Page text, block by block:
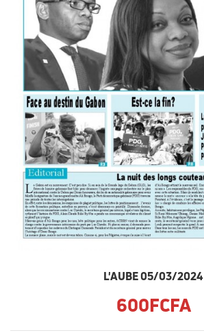
L'AUBE 05/03/2024
600FCFA